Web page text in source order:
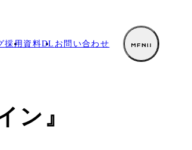
採用 資料DL お 問い合わせ
ン』